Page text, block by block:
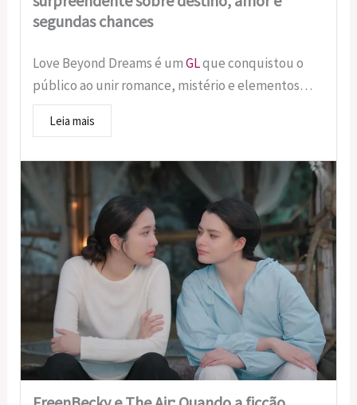
segundas chances
Love Beyond Dreams é umGLque conquistou o
público ao unir romance, mistério e elementos…
Leia mais